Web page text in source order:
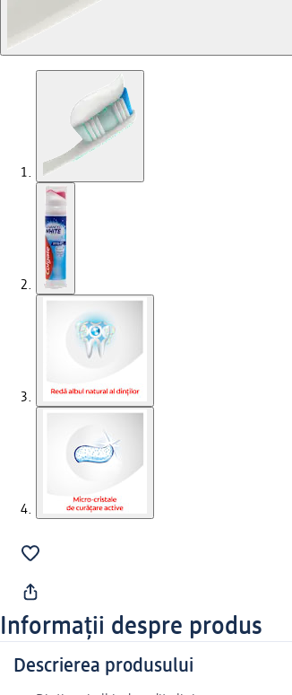
Informații despre produs
Descrierea produsului